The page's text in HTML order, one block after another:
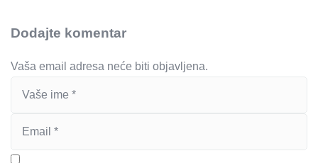
Dodajte komentar
Vaša email adresa neće biti objavljena.